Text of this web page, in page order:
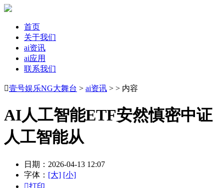
首页
关于我们
ai资讯
ai应用
联系我们
壹号娱乐NG大舞台 > ai资讯 > > 内容
AI人工智能ETF安然慎密中证
人工智能从
日期：2026-04-13 12:07
字体： [大] [小]
打印